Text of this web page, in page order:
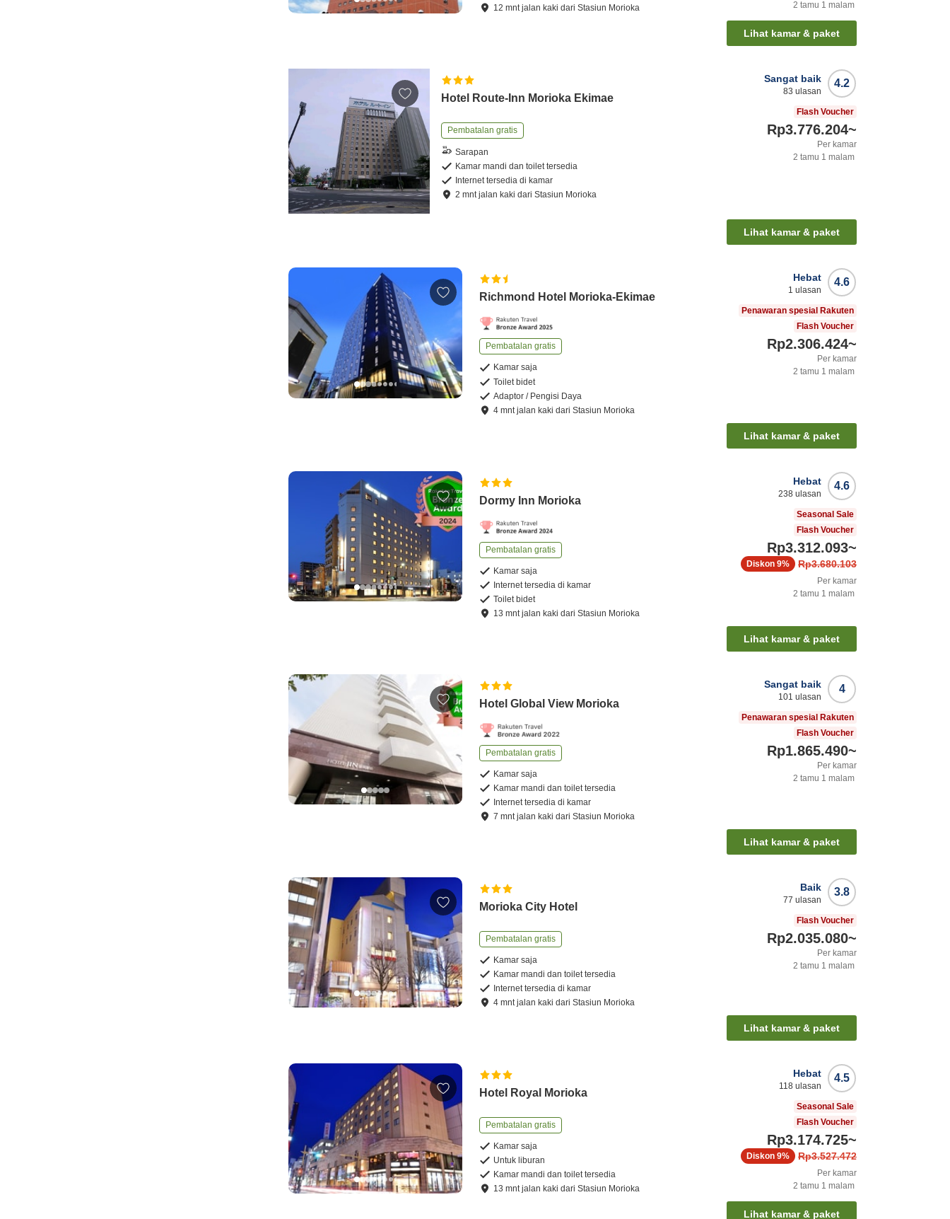
12 mntjalan kaki dariStasiun Morioka
2 tamu 1 malam
Lihat kamar & paket
Hotel Route-Inn Morioka Ekimae
Pembatalan gratis
Sarapan
Kamar mandi dan toilet tersedia
Internet tersedia di kamar
2 mntjalan kaki dariStasiun Morioka
4.2
Sangat baik
83 ulasan
Flash Voucher
Rp3.776.204~
Per kamar
2 tamu 1 malam
Lihat kamar & paket
Richmond Hotel Morioka-Ekimae
Pembatalan gratis
Kamar saja
Toilet bidet
Adaptor / Pengisi Daya
4 mntjalan kaki dariStasiun Morioka
4.6
Hebat
1 ulasan
Penawaran spesial Rakuten
Flash Voucher
Rp2.306.424~
Per kamar
2 tamu 1 malam
Lihat kamar & paket
Dormy Inn Morioka
Pembatalan gratis
Kamar saja
Internet tersedia di kamar
Toilet bidet
13 mntjalan kaki dariStasiun Morioka
4.6
Hebat
238 ulasan
Seasonal Sale
Flash Voucher
Rp3.312.093~
Rp3.680.103
Diskon 9%
Per kamar
2 tamu 1 malam
Lihat kamar & paket
Hotel Global View Morioka
Pembatalan gratis
Kamar saja
Kamar mandi dan toilet tersedia
Internet tersedia di kamar
7 mntjalan kaki dariStasiun Morioka
4
Sangat baik
101 ulasan
Penawaran spesial Rakuten
Flash Voucher
Rp1.865.490~
Per kamar
2 tamu 1 malam
Lihat kamar & paket
Morioka City Hotel
Pembatalan gratis
Kamar saja
Kamar mandi dan toilet tersedia
Internet tersedia di kamar
4 mntjalan kaki dariStasiun Morioka
3.8
Baik
77 ulasan
Flash Voucher
Rp2.035.080~
Per kamar
2 tamu 1 malam
Lihat kamar & paket
Hotel Royal Morioka
Pembatalan gratis
Kamar saja
Untuk liburan
Kamar mandi dan toilet tersedia
13 mntjalan kaki dariStasiun Morioka
4.5
Hebat
118 ulasan
Seasonal Sale
Flash Voucher
Rp3.174.725~
Rp3.527.472
Diskon 9%
Per kamar
2 tamu 1 malam
Lihat kamar & paket